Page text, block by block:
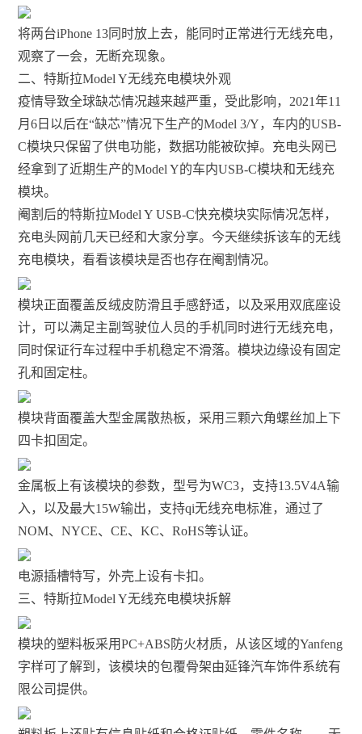
将两台iPhone 13同时放上去，能同时正常进行无线充电，
观察了一会，无断充现象。
二、特斯拉Model Y无线充电模块外观
疫情导致全球缺芯情况越来越严重，受此影响，2021年11
月6日以后在“缺芯”情况下生产的Model 3/Y，车内的USB-
C模块只保留了供电功能，数据功能被砍掉。充电头网已
经拿到了近期生产的Model Y的车内USB-C模块和无线充
模块。
阉割后的特斯拉Model Y USB-C快充模块实际情况怎样，
充电头网前几天已经和大家分享。今天继续拆该车的无线
充电模块，看看该模块是否也存在阉割情况。
模块正面覆盖反绒皮防滑且手感舒适，以及采用双底座设
计，可以满足主副驾驶位人员的手机同时进行无线充电，
同时保证行车过程中手机稳定不滑落。模块边缘设有固定
孔和固定柱。
模块背面覆盖大型金属散热板，采用三颗六角螺丝加上下
四卡扣固定。
金属板上有该模块的参数，型号为WC3，支持13.5V4A输
入，以及最大15W输出，支持qi无线充电标准，通过了
NOM、NYCE、CE、KC、RoHS等认证。
电源插槽特写，外壳上设有卡扣。
三、特斯拉Model Y无线充电模块拆解
模块的塑料板采用PC+ABS防火材质，从该区域的Yanfeng
字样可了解到，该模块的包覆骨架由延锋汽车饰件系统有
限公司提供。